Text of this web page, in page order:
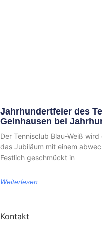
Jahrhundertfeier des
Gelnhausen bei
Der Tennisclub Blau-Weiß
das Jubiläum mit einem
Festlich geschmückt in
Weiterlesen
Kontakt